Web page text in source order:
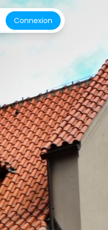
Connexion